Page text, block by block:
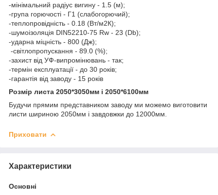
-мінімальний радіус вигину - 1.5 (м);
-група горючості - Г1 (слабогорючий);
-теплопровідність - 0.18 (Вт/м2К);
-шумоізоляція DIN52210-75 Rw - 23 (Db);
-ударна міцність - 800 (Дж);
-світлопропускання - 89.0 (%);
-захист від УФ-випромінювань - так;
-термін експлуатації - до 30 років;
-гарантія від заводу - 15 років
Розмір листа 2050*3050мм і 2050*6100мм
Будучи прямим представником заводу ми можемо виготовити
листи шириною 2050мм і завдовжки до 12000мм.
Приховати
Характеристики
Основні